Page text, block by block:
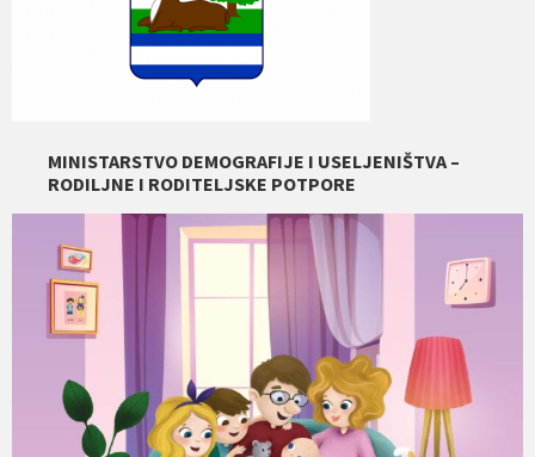
MINISTARSTVO DEMOGRAFIJE I USELJENIŠTVA –
RODILJNE I RODITELJSKE POTPORE